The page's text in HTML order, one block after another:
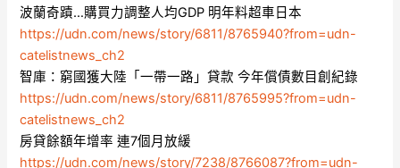
波蘭奇蹟…購買力調整人均GDP 明年料超車日本
https://udn.com/news/story/6811/8765940?from=udn-
catelistnews_ch2
智庫：窮國獲大陸「一帶一路」貸款 今年償債數目創紀錄
https://udn.com/news/story/6811/8765995?from=udn-
catelistnews_ch2
房貸餘額年增率 連7個月放緩
https://udn.com/news/story/7238/8766087?from=udn-